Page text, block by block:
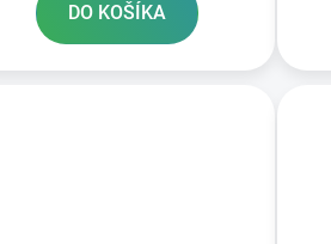
DO KOŠÍKA